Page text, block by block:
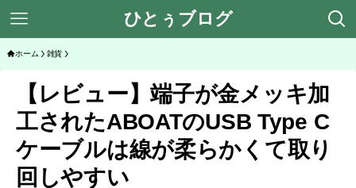
ひとぅブログ
ホーム 雑貨
【レビュー】端子が金メッキ加
工されたABOATのUSB Type C
ケーブルは線が柔らかくて取り
回しやすい